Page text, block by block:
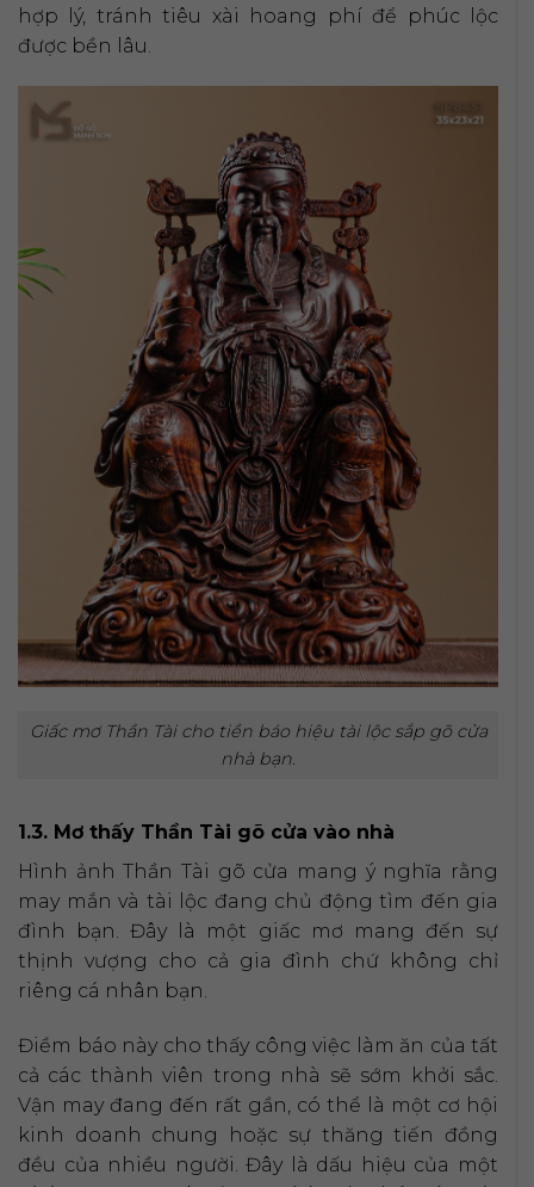
hợp lý, tránh tiêu xài hoang phí để phúc lộc
được bền lâu.
Giấc mơ Thần Tài cho tiền báo hiệu tài lộc sắp gõ cửa
nhà bạn.
1.3. Mơ thấy Thần Tài gõ cửa vào nhà
Hình ảnh Thần Tài gõ cửa mang ý nghĩa rằng
may mắn và tài lộc đang chủ động tìm đến gia
đình bạn. Đây là một giấc mơ mang đến sự
thịnh vượng cho cả gia đình chứ không chỉ
riêng cá nhân bạn.
Điềm báo này cho thấy công việc làm ăn của tất
cả các thành viên trong nhà sẽ sớm khởi sắc.
Vận may đang đến rất gần, có thể là một cơ hội
kinh doanh chung hoặc sự thăng tiến đồng
đều của nhiều người. Đây là dấu hiệu của một